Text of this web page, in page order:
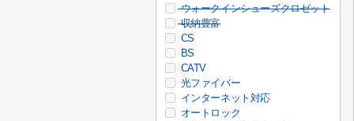
ウォークインシューズクロゼット
収納豊富
CS
BS
CATV
光ファイバー
インターネット対応
オートロック